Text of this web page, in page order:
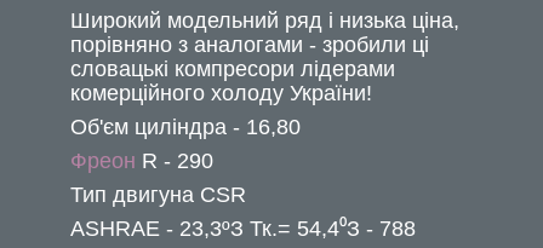
Широкий модельний ряд і низька ціна,
порівняно з аналогами - зробили ці
словацькі компресори лідерами
комерційного холоду України!
Об'єм циліндра - 16,80
Фреон R - 290
Тип двигуна CSR
ASHRAE - 23,3ºЗ Тк.= 54,4⁰З - 788